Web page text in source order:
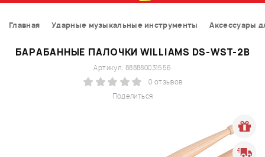
Главная Ударные музыкальные инструменты Аксессуары
БАРАБАННЫЕ ПАЛОЧКИ WILLIAMS DS-WST-2B
Поделиться
Артикул: 888880031556
0 отзывов